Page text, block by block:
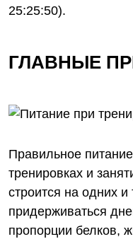
25:25:50).
ГЛАВНЫЕ
Правильное
тренировках и
строится на одних
придерживаться
пропорции белков,